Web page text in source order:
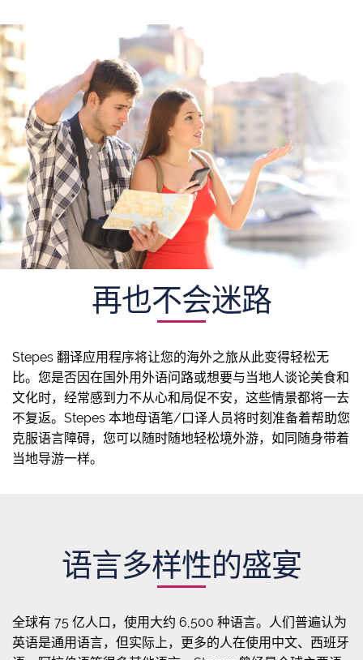
再也不会迷路
Stepes 翻译应用程序将让您的海外之旅从此变得轻松无
比。您是否因在国外用外语问路或想要与当地人谈论美食和
文化时，经常感到力不从心和局促不安，这些情景都将一去
不复返。Stepes 本地母语笔/口译人员将时刻准备着帮助您
克服语言障碍，您可以随时随地轻松境外游，如同随身带着
当地导游一样。
语言多样性的盛宴
全球有 75 亿人口，使用大约 6,500 种语言。人们普遍认为
英语是通用语言，但实际上，更多的人在使用中文、西班牙